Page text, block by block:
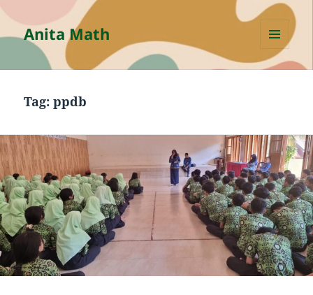
Anita Math
MENU
AND
Tag:ppdb